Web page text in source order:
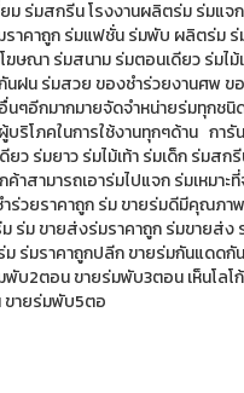
ร่มสกรีน โรงงานผลิตร่ม ร่มแจ
ราคาถูก ร่มแฟชั่น ร่มพับ ผลิตร่ม
ษณา ร่มสนาม ร่มตอนเดียว ร่มไม้
ฝน ร่มสวย ของชำร่วยงานศพ ข
ๆอีกมากมายจัดจำหน่ายร่มทุกชนิ
ริโภคในการใช้งานทุกๆด้าน การั
ว ร่มยาว ร่มไม้เท้า ร่มเด็ก ร่มสก
สามารถเอาร่มไปแจก ร่มเหมาะ
ร่วยราคาถูก ร่ม ขายร่มดีมีคุณภา
ร่ม ขายส่งร่มราคาถูก ร่มขายส่
ม ร่มราคาถูกปลีก ขายร่มกันแดด
พับ2ตอน ขายร่มพับ3ตอน เห็นโลโ
ขายร่มพับ5ตอ